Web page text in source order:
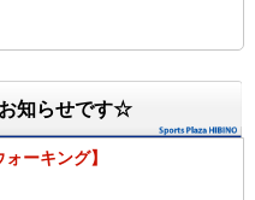
知らせです☆
ーキング】